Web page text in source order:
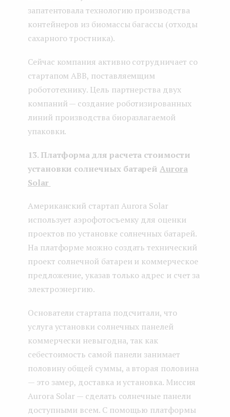
запатентовала технологию производства
контейнеров из биомассы багассы (отходы
сахарного тростника).
Сейчас компания активно сотрудничает со
стартапом ABB, поставляемщим
робототехнику. Цель партнерства двух
компаний — создание роботизированных
линий производства биоразлагаемой
упаковки.
13. Платформа для расчета стоимости
установки солнечных батарейAurora
Solar
Американский стартап Aurora Solar
использует аэрофотосъемку для оценки
проектов по установке солнечных батарей.
На платформе можно создать технический
проект солнечной батареи и коммерческое
предложение, указав только адрес и счет за
электроэнергию.
Основатели стартапа подсчитали, что
услуга установки солнечных панелей
коммерчески невыгодна, так как
себестоимость самой панели занимает
половину общей суммы, а вторая половина
— это замер, доставка и установка. Миссия
Aurora Solar — сделать солнечные панели
доступными всем. C помощью платформы